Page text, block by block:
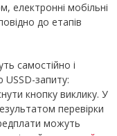
електронні мобільні
до етапів
самостійно і
запиту:
кнопку виклику. У
перевірки
можуть